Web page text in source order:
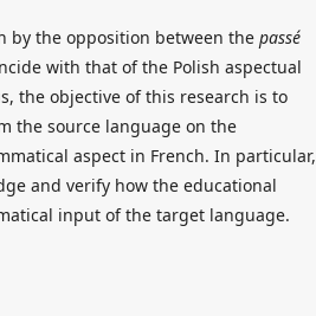
by the opposition between the passé
with that of the Polish aspectual
the objective of this research is to
the source language on the
aspect in French. In particular,
and verify how the educational
input of the target language.